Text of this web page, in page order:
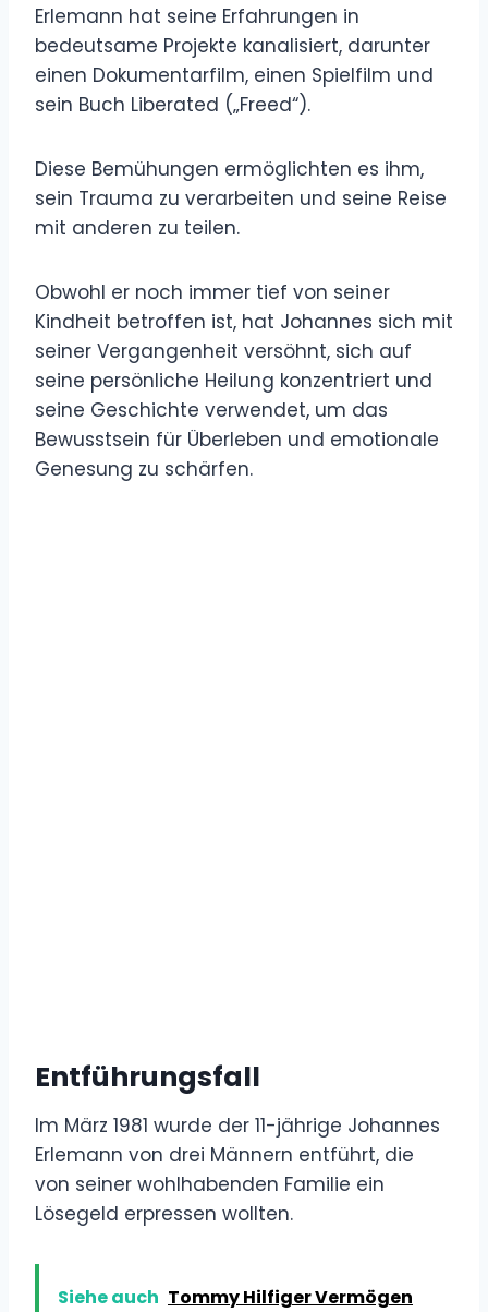
Erlemann hat seine Erfahrungen in
bedeutsame Projekte kanalisiert, darunter
einen Dokumentarfilm, einen Spielfilm und
sein Buch Liberated („Freed“).
Diese Bemühungen ermöglichten es ihm,
sein Trauma zu verarbeiten und seine Reise
mit anderen zu teilen.
Obwohl er noch immer tief von seiner
Kindheit betroffen ist, hat Johannes sich mit
seiner Vergangenheit versöhnt, sich auf
seine persönliche Heilung konzentriert und
seine Geschichte verwendet, um das
Bewusstsein für Überleben und emotionale
Genesung zu schärfen.
Entführungsfall
Im März 1981 wurde der 11-jährige Johannes
Erlemann von drei Männern entführt, die
von seiner wohlhabenden Familie ein
Lösegeld erpressen wollten.
Siehe auch Tommy Hilfiger Vermögen